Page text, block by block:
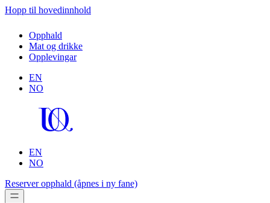
Hopp til hovedinnhold
Opphald
Mat og drikke
Opplevingar
EN
NO
EN
NO
Reserver opphald (åpnes i ny fane)